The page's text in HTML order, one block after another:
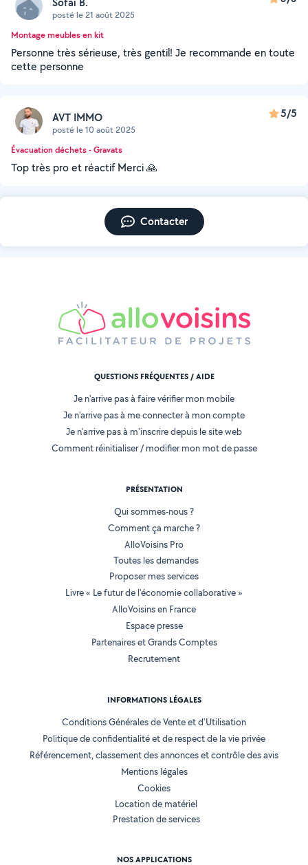
posté le 21 août 2025
Montage meubles en kit
Personne très sérieuse, très gentil! Je recommande en toute
cette personne
AVT IMMO
posté le 10 août 2025
5/5
Évacuation déchets - Gravats
Top très pro et réactif Merci 🙏
Contacter
QUESTIONS FRÉQUENTES / AIDE
Je n'arrive pas à faire vérifier mon mobile
Je n'arrive pas à me connecter à mon compte
Je n'arrive pas à m'inscrire depuis le site web
Comment réinitialiser / modifier mon mot de passe
PRÉSENTATION
Qui sommes-nous ?
Comment ça marche ?
AlloVoisins Pro
Toutes les demandes
Proposer mes services
Livre « Le futur de l'économie collaborative »
AlloVoisins en France
Espace presse
Partenaires et Grands Comptes
Recrutement
INFORMATIONS LÉGALES
Conditions Générales de Vente et d'Utilisation
Politique de confidentialité et de respect de la vie privée
Référencement, classement des annonces et contrôle des avis
Mentions légales
Cookies
Location de matériel
Prestation de services
NOS APPLICATIONS